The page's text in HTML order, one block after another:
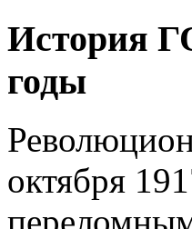
История
годы
октября